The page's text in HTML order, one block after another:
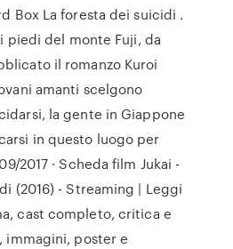
Box La foresta dei suicidi .
piedi del monte Fuji, da
il romanzo Kuroi
amanti scelgono
la gente in Giappone
in questo luogo per
2017 · Scheda film Jukai -
(2016) - Streaming | Leggi
cast completo, critica e
immagini, poster e